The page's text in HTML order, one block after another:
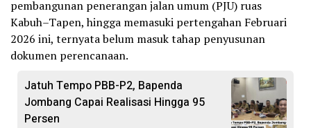
pembangunan penerangan jalan umum (PJU) ruas
Kabuh–Tapen, hingga memasuki pertengahan Februari
2026 ini, ternyata belum masuk tahap penyusunan
dokumen perencanaan.
Jatuh Tempo PBB-P2, Bapenda
Jombang Capai Realisasi Hingga 95
Persen